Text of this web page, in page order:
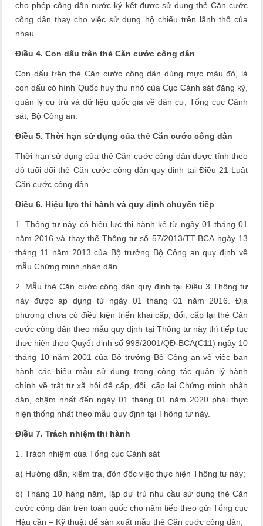
cho phép công dân nước ký kết được sử dụng thẻ Căn cước
công dân thay cho việc sử dụng hộ chiếu trên lãnh thổ của
nhau.
Điều 4. Con dấu trên thẻ Căn cước công dân
Con dấu trên thẻ Căn cước công dân dùng mực màu đỏ, là
con dấu có hình Quốc huy thu nhỏ của Cục Cảnh sát đăng ký,
quản lý cư trú và dữ liệu quốc gia về dân cư, Tổng cục Cảnh
sát, Bộ Công an.
Điều 5. Thời hạn sử dụng của thẻ Căn cước công dân
Thời hạn sử dụng của thẻ Căn cước công dân được tính theo
độ tuổi đổi thẻ Căn cước công dân quy định tại Điều 21 Luật
Căn cước công dân.
Điều 6. Hiệu lực thi hành và quy định chuyển tiếp
1. Thông tư này có hiệu lực thi hành kể từ ngày 01 tháng 01
năm 2016 và thay thế Thông tư số 57/2013/TT-BCA ngày 13
tháng 11 năm 2013 của Bộ trưởng Bộ Công an quy định về
mẫu Chứng minh nhân dân.
2. Mẫu thẻ Căn cước công dân quy định tại Điều 3 Thông tư
này được áp dụng từ ngày 01 tháng 01 năm 2016. Địa
phương chưa có điều kiện triển khai cấp, đổi, cấp lại thẻ Căn
cước công dân theo mẫu quy định tại Thông tư này thì tiếp tục
thực hiện theo Quyết định số 998/2001/QĐ-BCA(C11) ngày 10
tháng 10 năm 2001 của Bộ trưởng Bộ Công an về việc ban
hành các biểu mẫu sử dụng trong công tác quản lý hành
chính về trật tự xã hội để cấp, đổi, cấp lại Chứng minh nhân
dân, chậm nhất đến ngày 01 tháng 01 năm 2020 phải thực
hiện thống nhất theo mẫu quy định tại Thông tư này.
Điều 7. Trách nhiệm thi hành
1. Trách nhiệm của Tổng cục Cảnh sát
a) Hướng dẫn, kiểm tra, đôn đốc việc thực hiện Thông tư này;
b) Tháng 10 hàng năm, lập dự trù nhu cầu sử dụng thẻ Căn
cước công dân trên toàn quốc cho năm tiếp theo gửi Tổng cục
Hậu cần – Kỹ thuật để sản xuất mẫu thẻ Căn cước công dân;